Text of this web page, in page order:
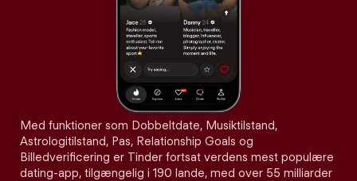
Med funktioner som Dobbeltdate, Musiktilstand,
Astrologitilstand, Pas, Relationship Goals og
Billedverificering er Tinder fortsat verdens mest populære
dating-app, tilgængelig i 190 lande, med over 55 milliarder